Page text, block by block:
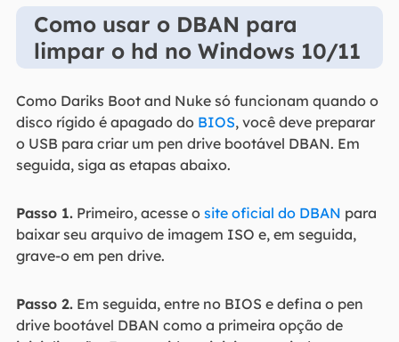
Como usar o DBAN para
limpar o hd no Windows 10/11
Como Dariks Boot and Nuke só funcionam quando o
disco rígido é apagado do BIOS, você deve preparar
o USB para criar um pen drive bootável DBAN. Em
seguida, siga as etapas abaixo.
Passo 1.Primeiro, acesse o site oficial do DBAN para
baixar seu arquivo de imagem ISO e, em seguida,
grave-o em pen drive.
Passo 2.Em seguida, entre no BIOS e defina o pen
drive bootável DBAN como a primeira opção de